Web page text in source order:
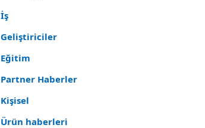
İş
Geliştiriciler
Eğitim
Partner Haberler
Kişisel
Ürün haberleri